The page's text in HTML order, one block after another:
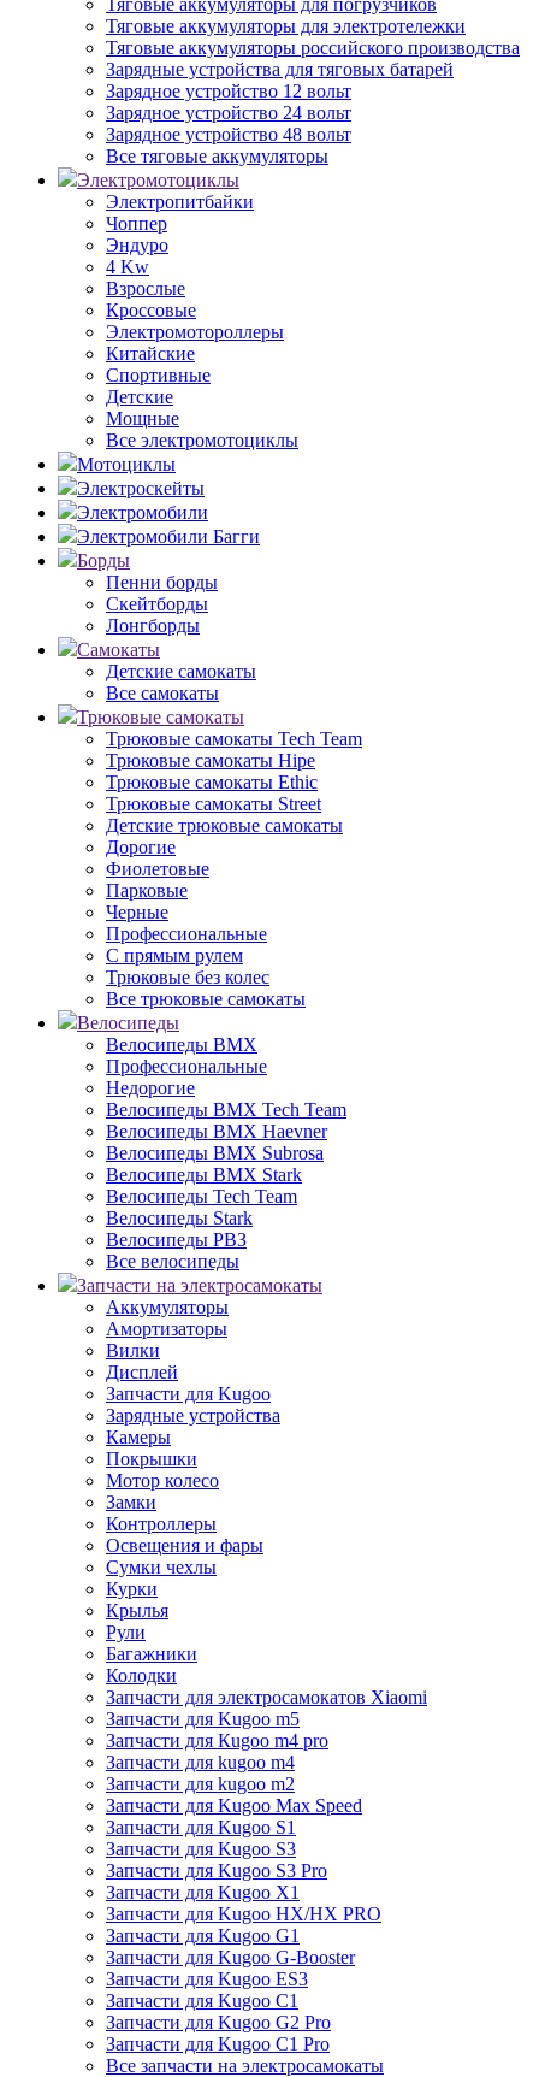
Тяговые аккумуляторы для погрузчиков
Тяговые аккумуляторы для электротележки
Тяговые аккумуляторы российского производства
Зарядные устройства для тяговых батарей
Зарядное устройство 12 вольт
Зарядное устройство 24 вольт
Зарядное устройство 48 вольт
Все тяговые аккумуляторы
Электромотоциклы
Электропитбайки
Чоппер
Эндуро
4 Kw
Взрослые
Кроссовые
Электромотороллеры
Китайские
Спортивные
Детские
Мощные
Все электромотоциклы
Мотоциклы
Электроскейты
Электромобили
Электромобили Багги
Борды
Пенни борды
Скейтборды
Лонгборды
Самокаты
Детские самокаты
Все самокаты
Трюковые самокаты
Трюковые самокаты Tech Team
Трюковые самокаты Hipe
Трюковые самокаты Ethic
Трюковые самокаты Street
Детские трюковые самокаты
Дорогие
Фиолетовые
Парковые
Черные
Профессиональные
С прямым рулем
Трюковые без колес
Все трюковые самокаты
Велосипеды
Велосипеды BMX
Профессиональные
Недорогие
Велосипеды BMX Tech Team
Велосипеды BMX Haevner
Велосипеды BMX Subrosa
Велосипеды BMX Stark
Велосипеды Tech Team
Велосипеды Stark
Велосипеды РВЗ
Все велосипеды
Запчасти на электросамокаты
Аккумуляторы
Амортизаторы
Вилки
Дисплей
Запчасти для Kugoo
Зарядные устройства
Камеры
Покрышки
Мотор колесо
Замки
Контроллеры
Освещения и фары
Сумки чехлы
Курки
Крылья
Рули
Багажники
Колодки
Запчасти для электросамокатов Xiaomi
Запчасти для Kugoo m5
Запчасти для Кugoo m4 pro
Запчасти для kugoo m4
Запчасти для kugoo m2
Запчасти для Kugoo Max Speed
Запчасти для Kugoo S1
Запчасти для Kugoo S3
Запчасти для Kugoo S3 Pro
Запчасти для Kugoo X1
Запчасти для Kugoo HX/HX PRO
Запчасти для Kugoo G1
Запчасти для Kugoo G-Booster
Запчасти для Kugoo ES3
Запчасти для Kugoo C1
Запчасти для Kugoo G2 Pro
Запчасти для Kugoo C1 Pro
Все запчасти на электросамокаты